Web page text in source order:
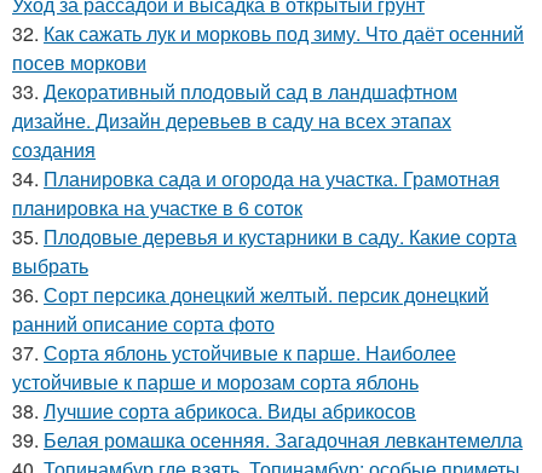
32. Как сажать лук и морковь под зиму. Что даёт осенний
посев моркови
33. Декоративный плодовый сад в ландшафтном
дизайне. Дизайн деревьев в саду на всех этапах
создания
34. Планировка сада и огорода на участка. Грамотная
планировка на участке в 6 соток
35. Плодовые деревья и кустарники в саду. Какие сорта
выбрать
36. Сорт персика донецкий желтый. персик донецкий
ранний описание сорта фото
37. Сорта яблонь устойчивые к парше. Наиболее
устойчивые к парше и морозам сорта яблонь
38. Лучшие сорта абрикоса. Виды абрикосов
39. Белая ромашка осенняя. Загадочная левкантемелла